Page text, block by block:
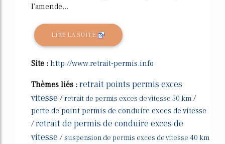
l'amende...
LIRE LA SUITE
Site : http://www.retrait-permis.info
Thèmes liés : retrait points permis exces
vitesse / retrait de permis exces de vitesse 50 km /
perte de point permis de conduire exces de vitesse
/retrait de permis de conduire exces de
vitesse /suspension de permis exces de vitesse 40 km